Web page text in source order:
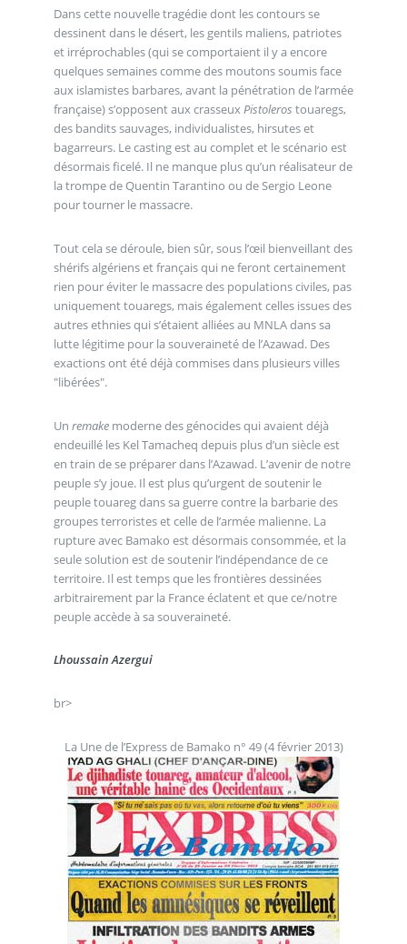
Dans cette nouvelle tragédie dont les contours se
dessinent dans le désert, les gentils maliens, patriotes
et irréprochables (qui se comportaient il y a encore
quelques semaines comme des moutons soumis face
aux islamistes barbares, avant la pénétration de l’armée
française) s’opposent aux crasseuxPistoleros touaregs,
des bandits sauvages, individualistes, hirsutes et
bagarreurs. Le casting est au complet et le scénario est
désormais ficelé. Il ne manque plus qu’un réalisateur de
la trompe de Quentin Tarantino ou de Sergio Leone
pour tourner le massacre.
Tout cela se déroule, bien sûr, sous l’œil bienveillant des
shérifs algériens et français qui ne feront certainement
rien pour éviter le massacre des populations civiles, pas
uniquement touaregs, mais également celles issues des
autres ethnies qui s’étaient alliées au MNLA dans sa
lutte légitime pour la souveraineté de l’Azawad. Des
exactions ont été déjà commises dans plusieurs villes
"libérées".
Un remakemoderne des génocides qui avaient déjà
endeuillé les Kel Tamacheq depuis plus d’un siècle est
en train de se préparer dans l’Azawad. L’avenir de notre
peuple s’y joue. Il est plus qu’urgent de soutenir le
peuple touareg dans sa guerre contre la barbarie des
groupes terroristes et celle de l’armée malienne. La
rupture avec Bamako est désormais consommée, et la
seule solution est de soutenir l’indépendance de ce
territoire. Il est temps que les frontières dessinées
arbitrairement par la France éclatent et que ce/notre
peuple accède à sa souveraineté.
Lhoussain Azergui
br>
La Une de l’Express de Bamako n° 49 (4 février 2013)